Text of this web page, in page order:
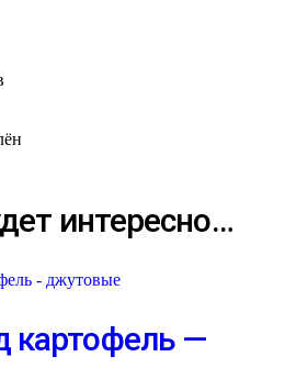
интересно…
картофель —